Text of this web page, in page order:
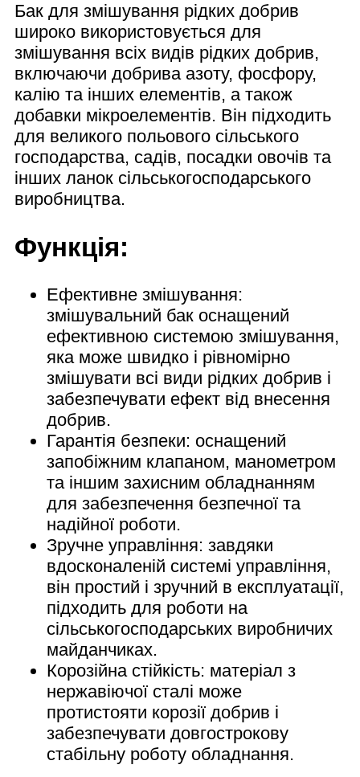
Бак для змішування рідких добрив
широко використовується для
змішування всіх видів рідких добрив,
включаючи добрива азоту, фосфору,
калію та інших елементів, а також
добавки мікроелементів. Він підходить
для великого польового сільського
господарства, садів, посадки овочів та
інших ланок сільськогосподарського
виробництва.
Функція:
Ефективне змішування:
змішувальний бак оснащений
ефективною системою змішування,
яка може швидко і рівномірно
змішувати всі види рідких добрив і
забезпечувати ефект від внесення
добрив.
Гарантія безпеки: оснащений
запобіжним клапаном, манометром
та іншим захисним обладнанням
для забезпечення безпечної та
надійної роботи.
Зручне управління: завдяки
вдосконаленій системі управління,
він простий і зручний в експлуатації,
підходить для роботи на
сільськогосподарських виробничих
майданчиках.
Корозійна стійкість: матеріал з
нержавіючої сталі може
протистояти корозії добрив і
забезпечувати довгострокову
стабільну роботу обладнання.